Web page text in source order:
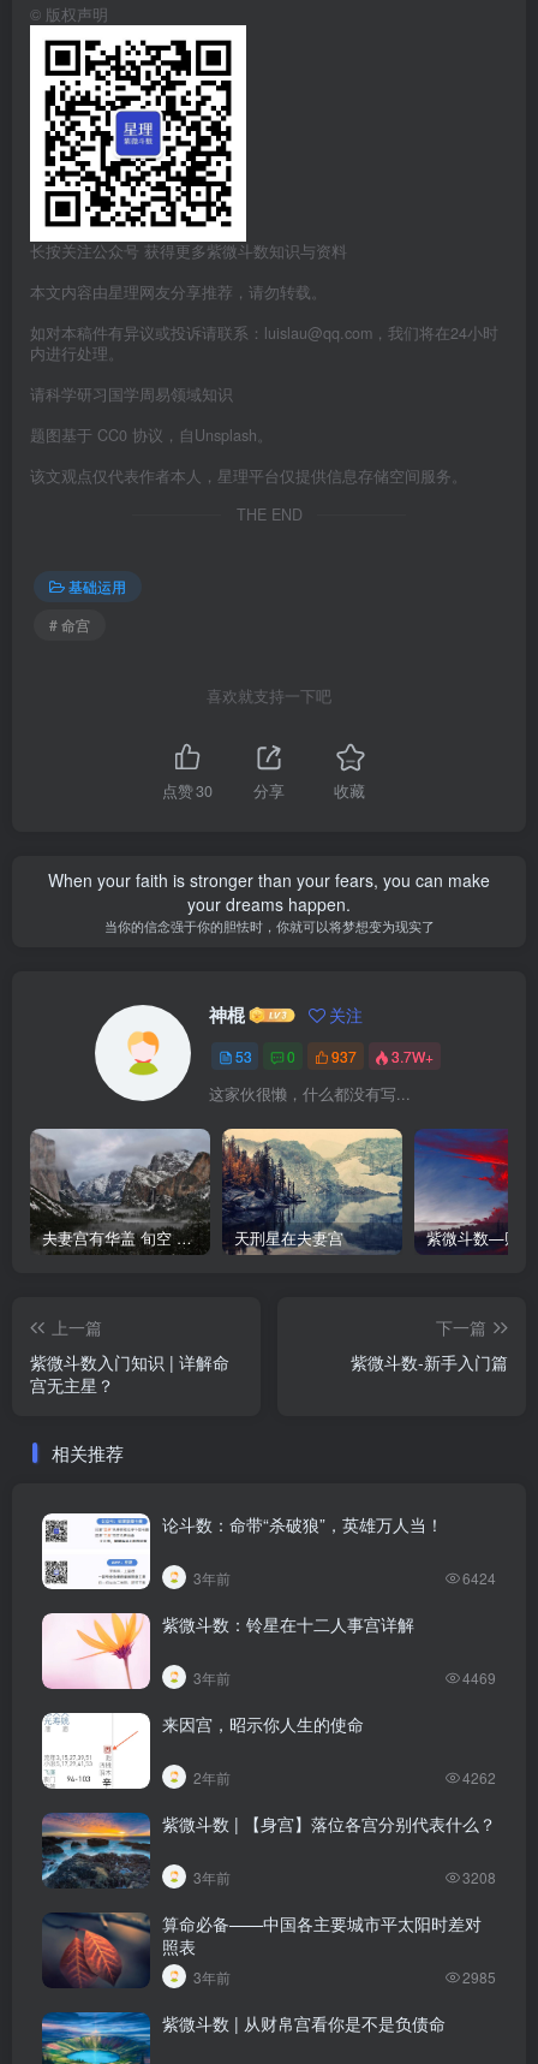
© 版权声明
长按关注公众号 获得更多紫微斗数知识与资料
本文内容由星理网友分享推荐，请勿转载。
如对本稿件有异议或投诉请联系：luislau@qq.com，我们将在24小时
内进行处理。
请科学研习国学周易领域知识
题图基于 CC0 协议，自Unsplash。
该文观点仅代表作者本人，星理平台仅提供信息存储空间服务。
THE END
基础运用
# 命宫
喜欢就支持一下吧
点赞30 分享 收藏
When your faith is stronger than your fears, you can make
your dreams happen.
当你的信念强于你的胆怯时，你就可以将梦想变为现实了
神棍 关注
53 0 937 3.7W+
这家伙很懒，什么都没有写...
夫妻宫有华盖 旬空 截空 天刑星在夫妻宫
上一篇
紫微斗数入门知识 | 详解命
宫无主星？
下一篇
紫微斗数-新手入门篇
相关推荐
论斗数：命带“杀破狼”，英雄万人当！
3年前 6424
紫微斗数：铃星在十二人事宫详解
3年前 4469
来因宫，昭示你人生的使命
2年前 4262
紫微斗数 | 【身宫】落位各宫分别代表什么？
3年前 3208
算命必备——中国各主要城市平太阳时差对
照表
3年前 2985
紫微斗数 | 从财帛宫看你是不是负债命